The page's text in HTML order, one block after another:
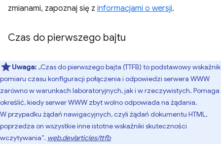
zmianami, zapoznaj się z informacjami o wersji.
Czas do pierwszego bajtu
Uwaga: „Czas do pierwszego bajta (TTFB) to podstawowy wskaźnik
pomiaru czasu konfiguracji połączenia i odpowiedzi serwera WWW
zarówno w warunkach laboratoryjnych, jak i w rzeczywistych. Pomaga
określić, kiedy serwer WWW zbyt wolno odpowiada na żądania.
W przypadku żądań nawigacyjnych, czyli żądań dokumentu HTML,
poprzedza on wszystkie inne istotne wskaźniki skuteczności
wczytywania”. web.dev/articles/ttfb